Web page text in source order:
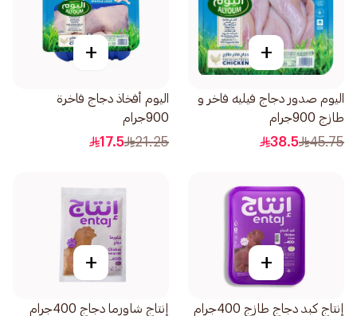
+
اليوم صدور دجاج فيليه فاخر و
طازج 900جرام
45.75
38.5
+
اليوم أفخاذ دجاج فاخرة
900جرام
21.25
17.5
+
إنتاج كبد دجاج طازج 400جرام
+
إنتاج شاورما دجاج 400جرام